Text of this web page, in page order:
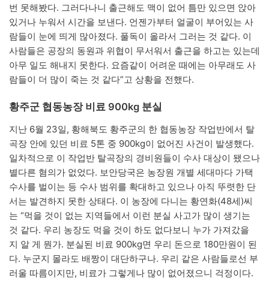
번 못해봤다. 그러다나니 출근해도 맥이 없어 틈만 있으면 앉아
있거나 누워서 시간을 보낸다. 언젠가부터 얼굴이 부어있는 사
람들이 눈에 띄게 많아졌다. 풀독이 올라서 그러는 것 같다. 이
사람들은 공장의 동원과 위협이 무서워서 출근을 하고는 있는데
아무 일도 해내지 못한다. 요즘같이 어려운 때에는 아무래도 사
람들이 더 많이 죽는 것 같다”고 상황을 전했다.
황주군 협동농장 비료 900kg 분실
지난 6월 23일, 황해북도 황주군의 한 협동농장 작업반에서 탈
곡장 안에 있던 비료 5톤 중 900kg이 없어진 사건이 발생했다.
일차적으로 이 작업반 탈곡장의 경비원들이 수사 대상이 됐으나
별다른 혐의가 없었다. 보안당국은 농장원 개별 세대마다 가택
수사를 벌이는 등 수사 범위를 확대하고 있으나 아직 뚜렷한 단
서는 발견하지 못한 상태다. 이 농장에 다니는 황연화(48세)씨
는 “먹을 것이 없는 지역들에서 이런 분실 사고가 많이 생기는
것 같다. 우리 농장도 먹을 것이 하도 없다보니 누가 가져갔을
지 알 게 뭔가. 분실된 비료 900kg면 우리 돈으로 180만원이 된
다. 누군지 몰라도 배짱이 대단하구나. 우리 같은 사람들로선 부
러울 따름이지만, 비료가 그렇게나 많이 없어졌으니 걱정이다.